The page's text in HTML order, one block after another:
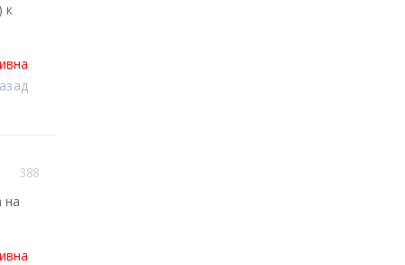
к
388
на